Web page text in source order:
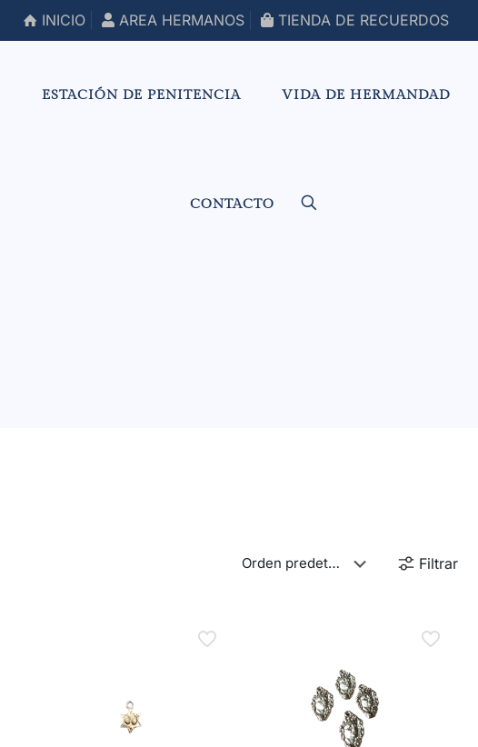
INICIO AREA HERMANOS TIENDA DE RECUERDOS
ESTACIÓN DE PENITENCIA VIDA DE HERMANDAD
CONTACTO
Filtrar